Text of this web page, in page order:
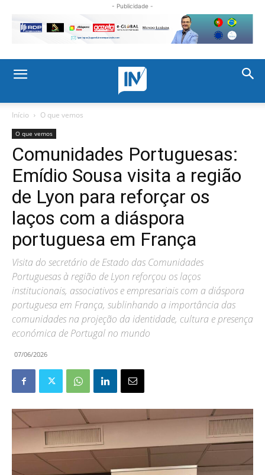
- Publicidade -
Início O que vemos
O que vemos
Comunidades Portuguesas:
Emídio Sousa visita a região
de Lyon para reforçar os
laços com a diáspora
portuguesa em França
Visita do secretário de Estado das Comunidades
Portuguesas à região de Lyon reforçou os laços
institucionais, associativos e empresariais com a diáspora
portuguesa em França, sublinhando a importância das
comunidades na projeção da identidade, cultura e presença
económica de Portugal no mundo
07/06/2026